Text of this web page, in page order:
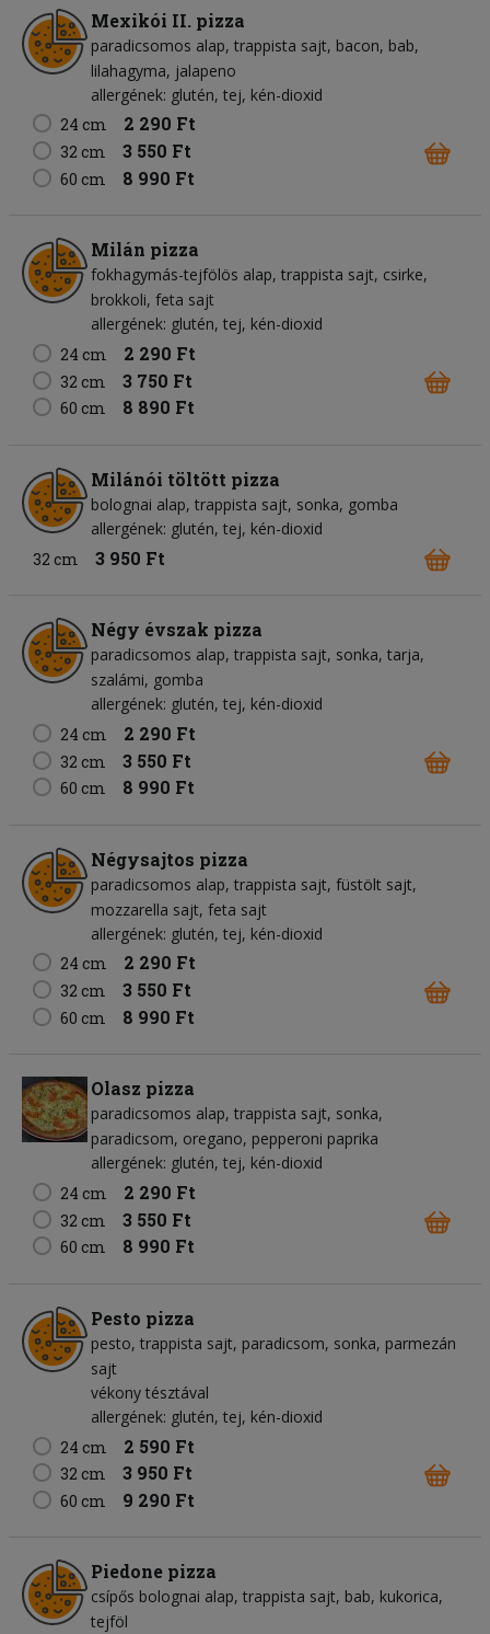
Mexikói II. pizza
paradicsomos alap trappista sajt bacon bab
lilahagyma jalapeno
allergének: glutén, tej, kén-dioxid
24 cm
2 290 Ft
32 cm 3 550 Ft
60 cm 8 990 Ft
Milán pizza
fokhagymás-tejfölös alap trappista sajt csirke
brokkoli feta sajt
allergének: glutén, tej, kén-dioxid
24 cm
2 290 Ft
32 cm 3 750 Ft
60 cm 8 890 Ft
Milánói töltött pizza
bolognai alap trappista sajt sonka gomba
allergének: glutén, tej, kén-dioxid
32 cm
3 950 Ft
Négy évszak pizza
paradicsomos alap trappista sajt sonka tarja
szalámi gomba
allergének: glutén, tej, kén-dioxid
24 cm
2 290 Ft
32 cm 3 550 Ft
60 cm 8 990 Ft
Négysajtos pizza
paradicsomos alap trappista sajt füstölt sajt
mozzarella sajt feta sajt
allergének: glutén, tej, kén-dioxid
24 cm
2 290 Ft
32 cm 3 550 Ft
60 cm 8 990 Ft
Olasz pizza
paradicsomos alap trappista sajt sonka
paradicsom oregano pepperoni paprika
allergének: glutén, tej, kén-dioxid
24 cm
2 290 Ft
32 cm 3 550 Ft
60 cm 8 990 Ft
Pesto pizza
pesto trappista sajt paradicsom sonka parmezán
sajt
vékony tésztával
allergének: glutén, tej, kén-dioxid
24 cm
2 590 Ft
32 cm 3 950 Ft
60 cm 9 290 Ft
Piedone pizza
csípős bolognai alap trappista sajt bab kukorica
tejföl